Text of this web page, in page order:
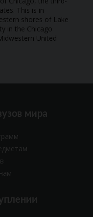
This is in
shores of Lake
in the Chicago
United
мира